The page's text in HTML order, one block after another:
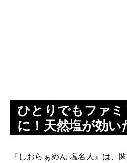
ひとりでもファ
に！天然塩が効い
『しおらぁめん 塩名人』は、